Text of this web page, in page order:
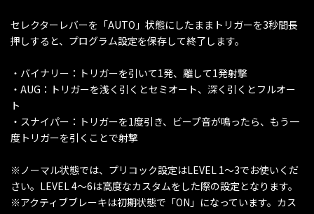
セレクターレバーを「AUTO」状態にしたままトリガーを3秒間長
押しすると、プログラム設定を保存して終了します。
・バイナリー：トリガーを引いて1発、離して1発射撃
・AUG：トリガーを浅く引くとセミオート、深く引くとフルオー
ト
・スナイパー：トリガーを1度引き、ビープ音が鳴ったら、もう一
度トリガーを引くことで射撃
※ノーマル状態では、プリコック設定はLEVEL 1～3でお使いくだ
さい。LEVEL 4～6は高度なカスタムをした際の設定となります。
※アクティブブレーキは初期状態で「ON」になっています。カス